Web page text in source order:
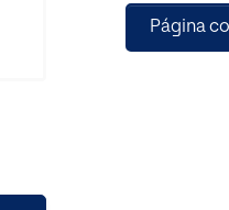
variable de
educación
Página